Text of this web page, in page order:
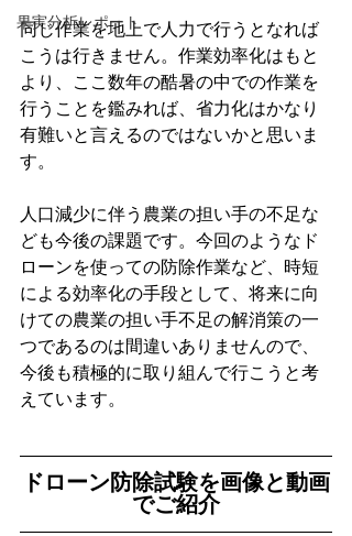
果実分析レポート
同じ作業を地上で人力で行うとなれば
こうは行きません。作業効率化はもと
より、ここ数年の酷暑の中での作業を
行うことを鑑みれば、省力化はかなり
有難いと言えるのではないかと思いま
す。
人口減少に伴う農業の担い手の不足な
ども今後の課題です。今回のようなド
ローンを使っての防除作業など、時短
による効率化の手段として、将来に向
けての農業の担い手不足の解消策の一
つであるのは間違いありませんので、
今後も積極的に取り組んで行こうと考
えています。
ドローン防除試験を画像と動画
でご紹介